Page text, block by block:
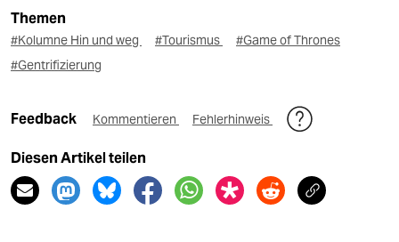
Themen
#Kolumne Hin und weg #Tourismus
#Game of Thrones
#Gentrifizierung
Feedback Kommentieren Fehlerhinweis
Diesen Artikel teilen